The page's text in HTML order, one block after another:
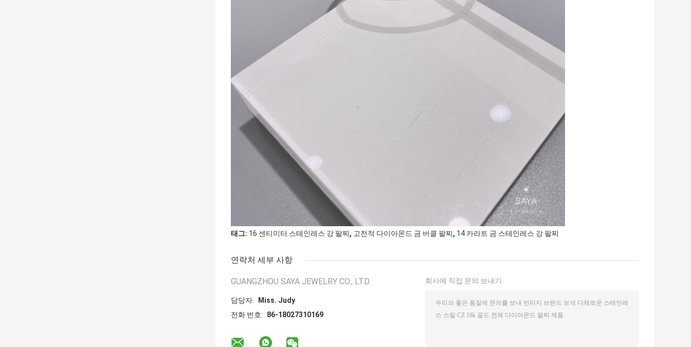
태그: 16 센티미터 스테인레스 강 팔찌, 고전적 다이아몬드 금 버클 팔찌, 14 카라트 금 스테인레스 강 팔찌
연락처 세부 사항
GUANGZHOU SAYA JEWELRY CO., LTD.
담당자:
Miss. Judy
전화 번호:
86-18027310169
회사에 직접 문의 보내기